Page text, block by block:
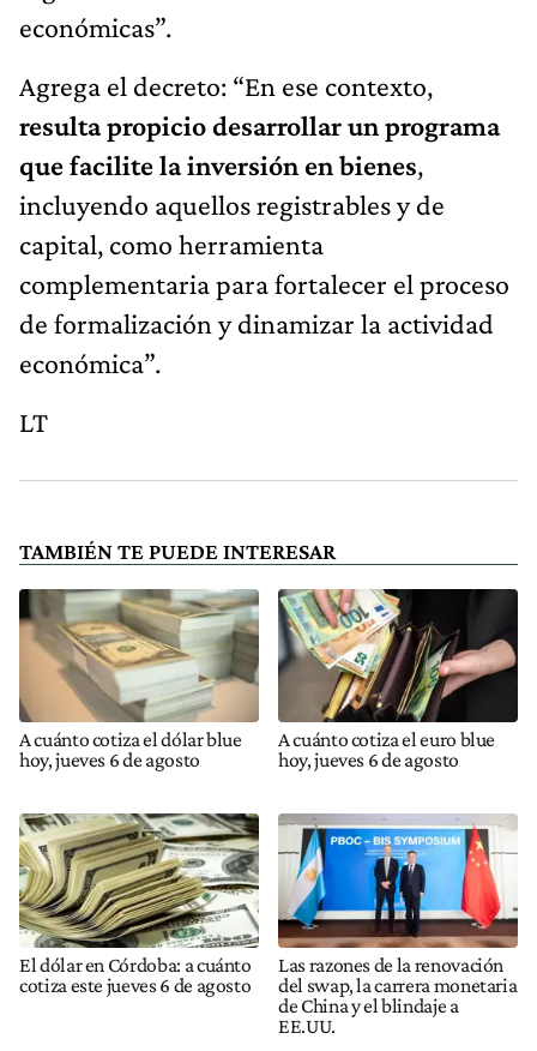
económicas”.
Agrega el decreto: “En ese contexto,
resulta propicio desarrollar un programa
que facilite la inversión en bienes,
incluyendo aquellos registrables y de
capital, como herramienta
complementaria para fortalecer el proceso
de formalización y dinamizar la actividad
económica”.
LT
TAMBIÉN TE PUEDE INTERESAR
A cuánto cotiza el dólar blue
hoy, jueves 6 de agosto
A cuánto cotiza el euro blue
hoy, jueves 6 de agosto
El dólar en Córdoba: a cuánto
cotiza este jueves 6 de agosto
Las razones de la renovación
del swap, la carrera monetaria
de China y el blindaje a
EE.UU.